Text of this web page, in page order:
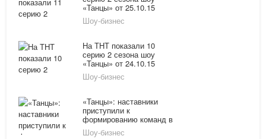
«Танцы» от 25.10.15
Шоу-бизнес
На ТНТ показали 10
серию 2 сезона шоу
«Танцы» от 24.10.15
Шоу-бизнес
«Танцы»: наставники
приступили к
формированию команд в
«Отбор 24»
Шоу-бизнес